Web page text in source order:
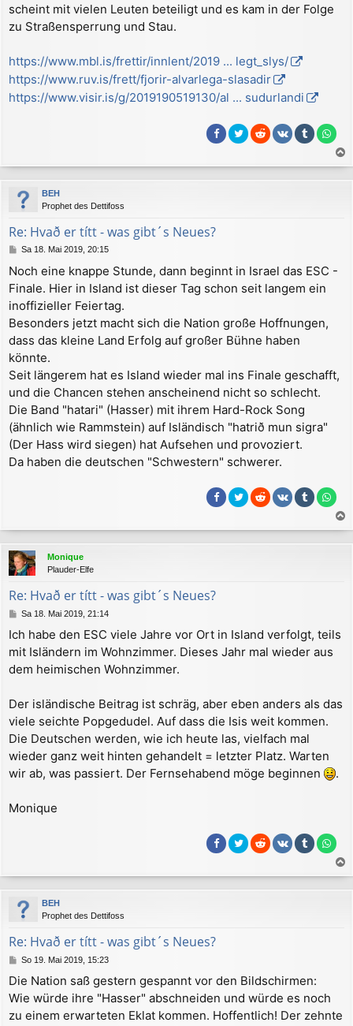
scheint mit vielen Leuten beteiligt und es kam in der Folge
zu Straßensperrung und Stau.
https://www.mbl.is/frettir/innlent/2019 ... legt_slys/
https://www.ruv.is/frett/fjorir-alvarlega-slasadir
https://www.visir.is/g/2019190519130/al ... sudurlandi
a
c
BEH
Prophet des Dettifoss
Re: Hvað er títt - was gibt´s Neues?
B
i
t
a
g
Sa 18. Mai 2019, 20:15
Noch eine knappe Stunde, dann beginnt in Israel das ESC -
Finale. Hier in Island ist dieser Tag schon seit langem ein
inoffizieller Feiertag.
Besonders jetzt macht sich die Nation große Hoffnungen,
dass das kleine Land Erfolg auf großer Bühne haben
könnte.
Seit längerem hat es Island wieder mal ins Finale geschafft,
und die Chancen stehen anscheinend nicht so schlecht.
Die Band "hatari" (Hasser) mit ihrem Hard-Rock Song
(ähnlich wie Rammstein) auf Isländisch "hatrið mun sigra"
(Der Hass wird siegen) hat Aufsehen und provoziert.
Da haben die deutschen "Schwestern" schwerer.
a
c
Monique
Plauder-Elfe
Re: Hvað er títt - was gibt´s Neues?
B
i
t
a
Sa 18. Mai 2019, 21:14
Ich habe den ESC viele Jahre vor Ort in Island verfolgt, teils
mit Isländern im Wohnzimmer. Dieses Jahr mal wieder aus
dem heimischen Wohnzimmer.
Der isländische Beitrag ist schräg, aber eben anders als das
viele seichte Popgedudel. Auf dass die Isis weit kommen.
Die Deutschen werden, wie ich heute las, vielfach mal
wieder ganz weit hinten gehandelt = letzter Platz. Warten
wir ab, was passiert. Der Fernsehabend möge beginnen
.
Monique
a
c
BEH
Prophet des Dettifoss
Re: Hvað er títt - was gibt´s Neues?
B
i
t
a
So 19. Mai 2019, 15:23
Die Nation saß gestern gespannt vor den Bildschirmen:
Wie würde ihre "Hasser" abschneiden und würde es noch
zu einem erwarteten Eklat kommen. Hoffentlich! Der zehnte